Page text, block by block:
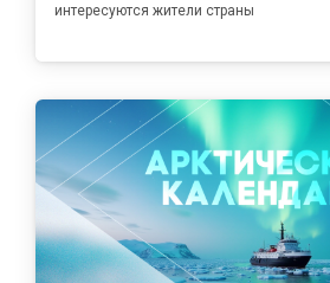
интересуются жители страны